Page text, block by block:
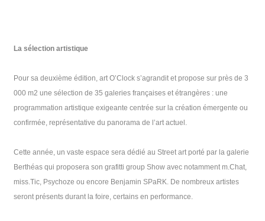
La sélection artistique
Pour sa deuxième édition, art O’Clock s’agrandit et propose sur près de 3
000 m2 une sélection de 35 galeries françaises et étrangères : une
programmation artistique exigeante centrée sur la création émergente ou
confirmée, représentative du panorama de l’art actuel.
Cette année, un vaste espace sera dédié au Street art porté par la galerie
Berthéas qui proposera son grafitti group Show avec notamment m.Chat,
miss.Tic, Psychoze ou encore Benjamin SPaRK. De nombreux artistes
seront présents durant la foire, certains en performance.